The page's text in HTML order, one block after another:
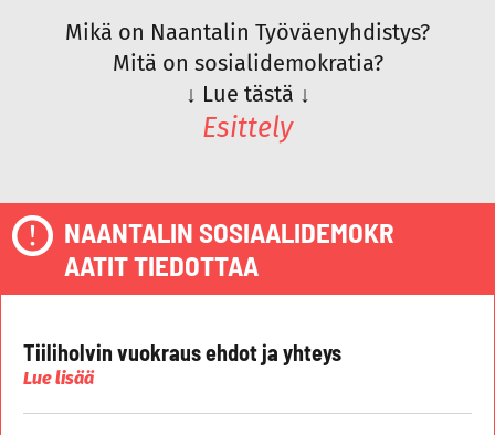
Mikä on Naantalin Työväenyhdistys?
Mitä on sosialidemokratia?
↓ Lue tästä ↓
Esittely
NAANTALIN SOSIAALIDEMOKR
AATIT TIEDOTTAA
Tiiliholvin vuokraus ehdot ja yhteys
Lue lisää